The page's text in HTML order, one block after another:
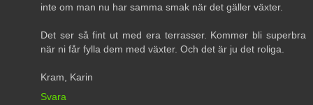
inte om man nu har samma smak när det gäller växter.
Det ser så fint ut med era terrasser. Kommer bli superbra
när ni får fylla dem med växter. Och det är ju det roliga.
Kram, Karin
Svara